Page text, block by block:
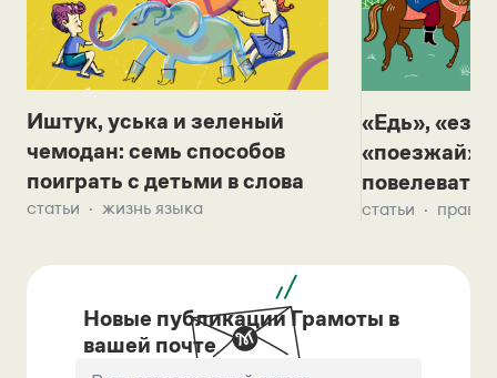
Иштук, уська и зеленый
чемодан: семь способов
поиграть с детьми в слова
статьи жизнь языка
«Едь»,
«поезжай»?
повелевать
статьи
Новые публикации Грамоты в
вашей почте